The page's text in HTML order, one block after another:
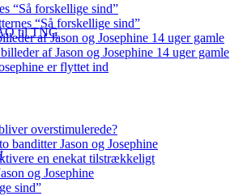
til TNG
“Så forskellige sind”
“Så forskellige sind”
af Jason og Josephine 14 uger gamle
af Jason og Josephine 14 uger gamle
er flyttet ind
overstimulerede?
banditter Jason og Josephine
en enekat tilstrækkeligt
og Josephine
sind”